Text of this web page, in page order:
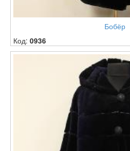
Бобёр
Код: 0936